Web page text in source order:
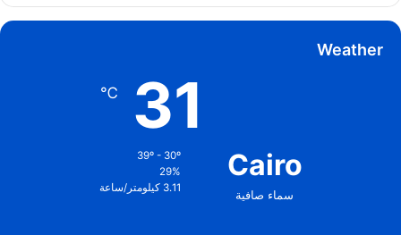
Weather
Cairo
سماء صافية
31
℃
39º - 30º
29%
3.11 كيلومتر/ساعة